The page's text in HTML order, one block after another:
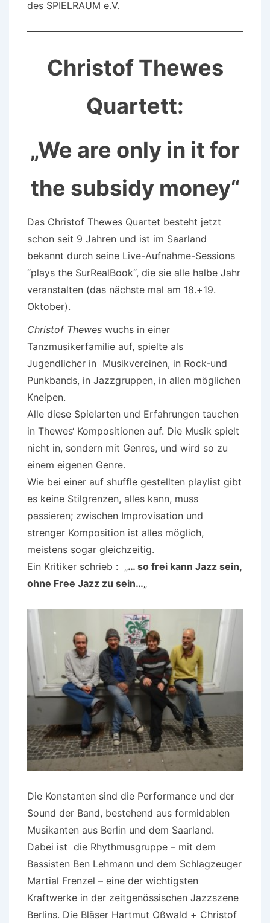
des SPIELRAUM e.V.
Christof Thewes
Quartett:
„We are only in it for
the subsidy money“
Das Christof Thewes Quartet besteht jetzt
schon seit 9 Jahren und ist im Saarland
bekannt durch seine Live-Aufnahme-Sessions
“plays the SurRealBook“, die sie alle halbe Jahr
veranstalten (das nächste mal am 18.+19.
Oktober).
Christof Thewes wuchs in einer
Tanzmusikerfamilie auf, spielte als
Jugendlicher in Musikvereinen, in Rock-und
Punkbands, in Jazzgruppen, in allen möglichen
Kneipen.
Alle diese Spielarten und Erfahrungen tauchen
in Thewes‘ Kompositionen auf. Die Musik spielt
nicht in, sondern mit Genres, und wird so zu
einem eigenen Genre.
Wie bei einer auf shuffle gestellten playlist gibt
es keine Stilgrenzen, alles kann, muss
passieren; zwischen Improvisation und
strenger Komposition ist alles möglich,
meistens sogar gleichzeitig.
Ein Kritiker schrieb : „… so frei kann Jazz sein,
ohne Free Jazz zu sein…„
Die Konstanten sind die Performance und der
Sound der Band, bestehend aus formidablen
Musikanten aus Berlin und dem Saarland.
Dabei ist die Rhythmusgruppe – mit dem
Bassisten Ben Lehmann und dem Schlagzeuger
Martial Frenzel – eine der wichtigsten
Kraftwerke in der zeitgenössischen Jazzszene
Berlins. Die Bläser Hartmut Oßwald + Christof